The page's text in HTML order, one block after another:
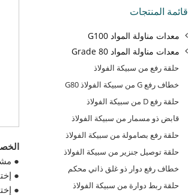
●
● إختبار
● إختبار
قائمة المنتجات
معدات مناولة المواد G100
معدات مناولة المواد Grade 80
حلقة رفع من سبيكة الفولاذ
خطاف رفع G من سبيكة الفولاذ G80
حلقة رفع D من سبيكة الفولاذ
قابض ذو مسمار من سبيكة الفولاذ
حلقة رفع بصامولة من سبيكة الفولاذ
حلقة توصيل جنزير من سبيكة الفولاذ
خطاف رفع دوار ذو غلق ذاتي محكم
حلقة ربط دوارة من سبيكة الفولاذ